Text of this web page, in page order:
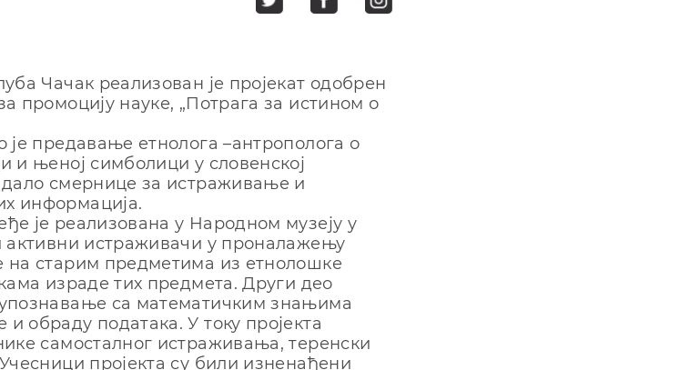
Чачак реализован је пројекат одобрен
промоцију науке, „Потрага за истином о
је предавањe етнолога –антрополога о
и њеној симболици у словенској
смернице за истраживање и
информација.
је реализована у Народном музеју у
активни истраживачи у проналажењу
на старим предметима из етнолошке
израде тих предмета. Други део
са математичким знањима
обраду података. У току пројекта
самосталног истраживања, теренски
пројекта су били изненађени